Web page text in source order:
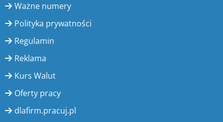
Ważne numery
Polityka prywatności
Regulamin
Reklama
Kurs Walut
Oferty pracy
dlafirm.pracuj.pl